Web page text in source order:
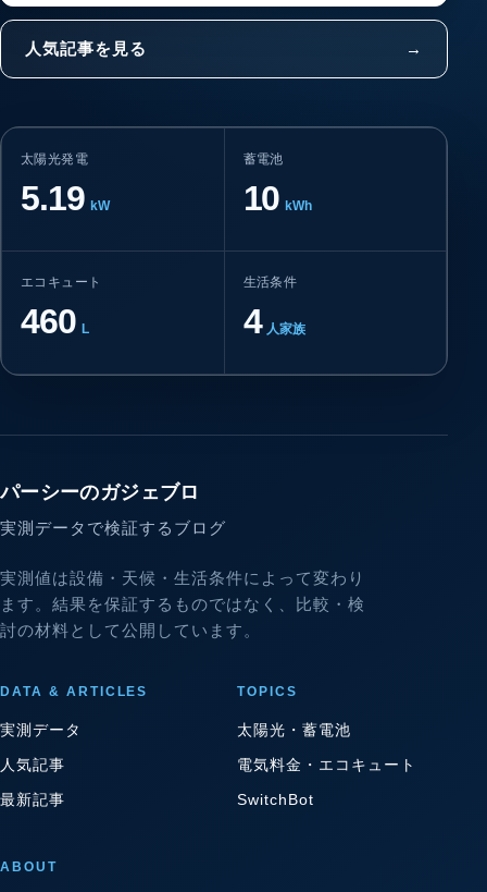
人気記事を見る →
太陽光発電
5.19 kW
蓄電池
10 kWh
エコキュート
460 L
生活条件
4 人家族
パーシーのガジェブロ
実測データで検証するブログ
実測値は設備・天候・生活条件によって変わり
ます。結果を保証するものではなく、比較・検
討の材料として公開しています。
DATA & ARTICLES
実測データ
人気記事
最新記事
TOPICS
太陽光・蓄電池
電気料金・エコキュート
SwitchBot
ABOUT